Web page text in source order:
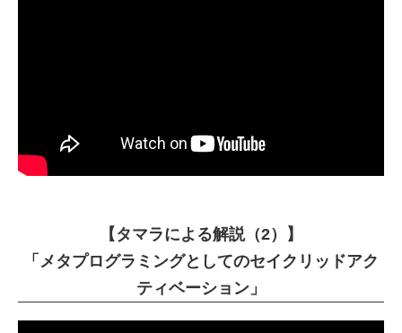
【タマラによる解説（2）】
「メタプログラミングとしてのセイクリッドアク
ティベーション」